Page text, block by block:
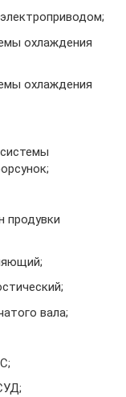
охлаждения
охлаждения
продувки
вала;